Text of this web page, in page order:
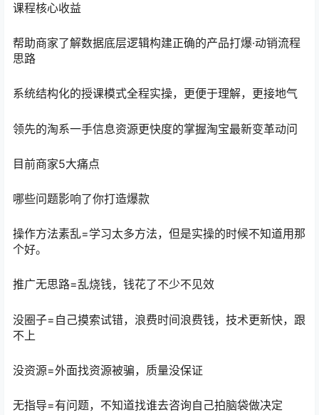
课程核心收益
帮助商家了解数据底层逻辑构建正确的产品打爆·动销流程
思路
系统结构化的授课模式全程实操，更便于理解，更接地气
领先的淘系一手信息资源更快度的掌握淘宝最新变革动问
目前商家5大痛点
哪些问题影响了你打造爆款
操作方法素乱=学习太多方法，但是实操的时候不知道用那
个好。
推广无思路=乱烧钱，钱花了不少不见效
没圈子=自己摸索试错，浪费时间浪费钱，技术更新快，跟
不上
没资源=外面找资源被骗，质量没保证
无指导=有问题，不知道找谁去咨询自己拍脑袋做决定